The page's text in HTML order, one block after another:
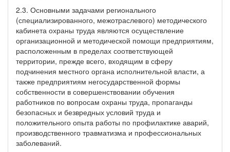
2.3. Основными задачами регионального
(специализированного, межотраслевого) методического
кабинета охраны труда являются осуществление
организационной и методической помощи предприятиям,
расположенным в пределах соответствующей
территории, прежде всего, входящим в сферу
подчинения местного органа исполнительной власти, а
также предприятиям негосударственной формы
собственности в совершенствовании обучения
работников по вопросам охраны труда, пропаганды
безопасных и безвредных условий труда и
положительного опыта работы по профилактике аварий,
производственного травматизма и профессиональных
заболеваний.